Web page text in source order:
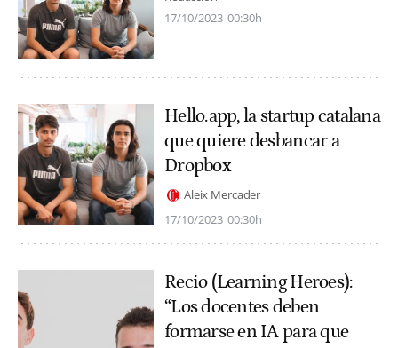
17/10/2023 00:30h
Hello.app, la startup catalana
que quiere desbancar a
Dropbox
Aleix Mercader
17/10/2023 00:30h
Recio (Learning Heroes):
“Los docentes deben
formarse en IA para que